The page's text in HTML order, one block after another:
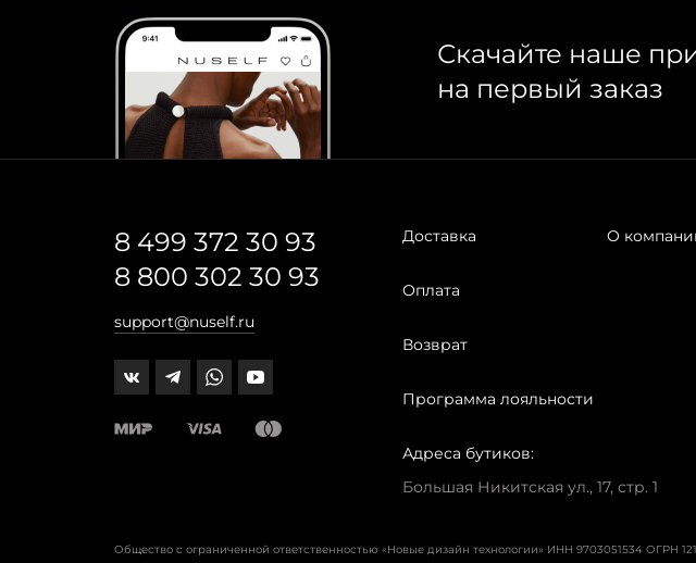
Скачайте наше
на первый заказ
8 499 372 30 93
8 800 302 30 93
support@nuself.ru
Доставка
Оплата
Возврат
Программа лояльности
О
Адреса бутиков:
Большая Никитская ул., 17, стр. 1
Общество с ограниченной ответственностью «Новые дизайн технологии» ИНН 9703051534 ОГРН